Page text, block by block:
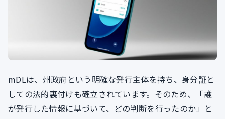
mDLは、州政府という明確な発行主体を持ち、身分証と
しての法的裏付けも確立されています。そのため、「誰
が発行した情報に基づいて、どの判断を行ったのか」と